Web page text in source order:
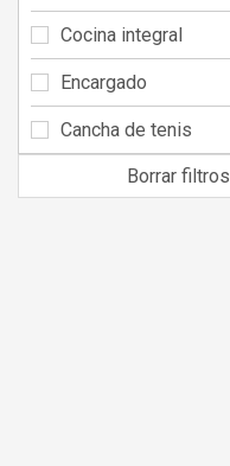
Cocina integral
Encargado
Cancha de tenis
Borrar filtros